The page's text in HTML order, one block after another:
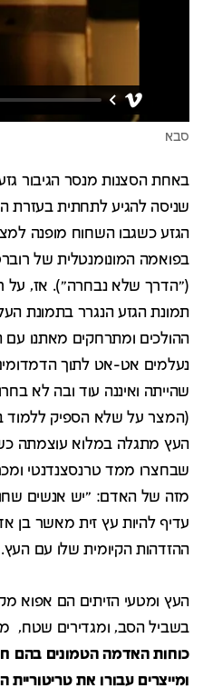
סבא
באחת הסצנות מנסר הגיבור
שניסה להגיע לתחתית בעזרת
הגזע כשגבו השחוח מופנה
("הדרך שלא נבחרה"). אז, על
תמונת הגזע הנגרר בתמונת
ההולכים ומתרחקים מאתנו עם
נעלמים אט-אט לתוך
שהייתה ואיננה עוד ובה לא
(המצר על שלא הספיק ללמוד
העץ מתגלה במלוא עוצמתה
שבחצרו ממד טרנסצנדנטי
מזה של האדם: "יש אנשים
עדיף להיות עץ זית מאשר בן
ההזדהות הקיומית שלו עם העץ.
העץ ומטעי הזיתים הם אפוא
בשביל הסב, ומגדירים שטח,
כוחות האדמה הטמונים בהם
ומייצרים עבורו את טריטוריית